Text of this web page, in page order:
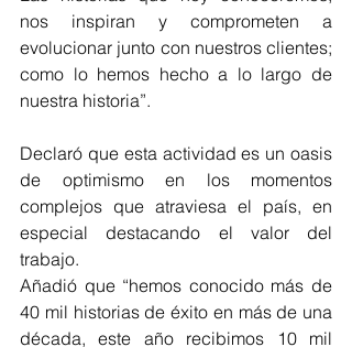
nos inspiran y comprometen a
evolucionar junto con nuestros clientes;
como lo hemos hecho a lo largo de
nuestra historia”.
Declaró que esta actividad es un oasis
de optimismo en los momentos
complejos que atraviesa el país, en
especial destacando el valor del
trabajo.
Añadió que “hemos conocido más de
40 mil historias de éxito en más de una
década, este año recibimos 10 mil